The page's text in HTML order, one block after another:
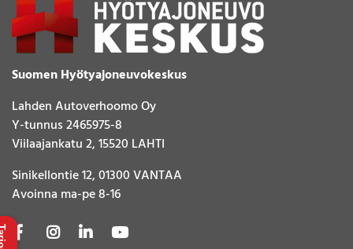
Suomen Hyötyajoneuvokeskus
Lahden Autoverhoomo Oy
Y-tunnus 2465975-8
Viilaajankatu 2, 15520 LAHTI
Sinikellontie 12, 01300 VANTAA
Avoinna ma-pe 8-16